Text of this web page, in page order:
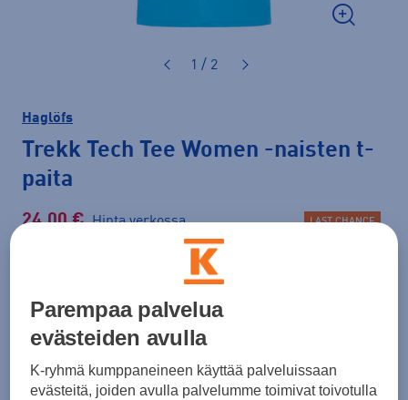
1 / 2
Haglöfs
Trekk Tech Tee Women -naisten t-
paita
24,00 € Hinta verkossa
Lisätietoa
LAST CHANCE
Väri Vaaleansininen
Parempaa palvelua
evästeiden avulla
K-ryhmä kumppaneineen käyttää palveluissaan
evästeitä, joiden avulla palvelumme toimivat toivotulla